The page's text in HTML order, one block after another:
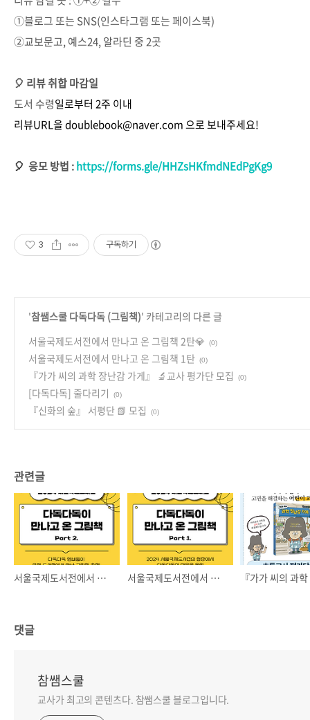
①블로그 또는 SNS(인스타그램 또는 페이스북)
②교보문고, 예스24, 알라딘 중 2곳
🎈 리뷰 취합 마감일
도서 수령일로부터 2주 이내
리뷰URL을doublebook@naver.com 으로 보내주세요!
🎈 응모 방법 :https://forms.gle/HHZsHKfmdNEdPgKg9
3 구독하기
'참쌤스쿨 다독다독 (그림책)' 카테고리의 다른 글
서울국제도서전에서 만나고 온 그림책 2탄💎
(0)
서울국제도서전에서 만나고 온 그림책 1탄 (0)
『가가 씨의 과학 장난감 가게』 🔬교사 평가단 모집 (0)
[다독다독] 줄다리기 (0)
『신화의 숲』 서평단 📗 모집 (0)
관련글
서울국제도서전에서 만나고 온 그림책 2탄💎 서울국제도서전에서 만나고 온 그림책 1탄
댓글
참쌤스쿨
교사가 최고의 콘텐츠다. 참쌤스쿨 블로그입니다.